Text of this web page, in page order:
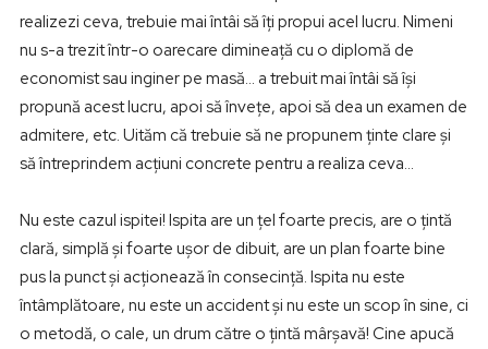
realizezi ceva, trebuie mai întâi să îți propui acel lucru. Nimeni
nu s-a trezit într-o oarecare dimineață cu o diplomă de
economist sau inginer pe masă… a trebuit mai întâi să își
propună acest lucru, apoi să învețe, apoi să dea un examen de
admitere, etc. Uităm că trebuie să ne propunem ținte clare și
să întreprindem acțiuni concrete pentru a realiza ceva…
Nu este cazul ispitei! Ispita are un țel foarte precis, are o țintă
clară, simplă și foarte ușor de dibuit, are un plan foarte bine
pus la punct și acționează în consecință. Ispita nu este
întâmplătoare, nu este un accident și nu este un scop în sine, ci
o metodă, o cale, un drum către o țintă mârșavă! Cine apucă